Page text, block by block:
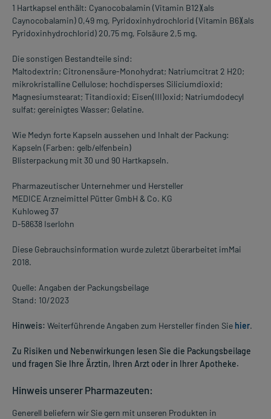
1 Hartkapsel enthält: Cyanocobalamin (Vitamin B12)(als
Caynocobalamin) 0,49 mg, Pyridoxinhydrochlorid (Vitamin B6)(als
Pyridoxinhydrochlorid) 20,75 mg, Folsäure 2,5 mg.
Die sonstigen Bestandteile sind:
Maltodextrin; Citronensäure-Monohydrat; Natriumcitrat 2 H20;
mikrokristalline Cellulose; hochdisperses Siliciumdioxid;
Magnesiumstearat; Titandioxid; Eisen(III)oxid; Natriumdodecyl
sulfat; gereinigtes Wasser; Gelatine.
Wie Medyn forte Kapseln aussehen und Inhalt der Packung:
Kapseln (Farben: gelb/elfenbein)
Blisterpackung mit 30 und 90 Hartkapseln.
Pharmazeutischer Unternehmer und Hersteller
MEDICE Arzneimittel Pütter GmbH & Co. KG
Kuhloweg 37
D-58638 Iserlohn
Diese Gebrauchsinformation wurde zuletzt überarbeitet imMai
2018.
Quelle: Angaben der Packungsbeilage
Stand: 10/2023
Hinweis: Weiterführende Angaben zum Hersteller finden Sie hier.
Zu Risiken und Nebenwirkungen lesen Sie die Packungsbeilage
und fragen Sie Ihre Ärztin, Ihren Arzt oder in Ihrer Apotheke.
Hinweis unserer Pharmazeuten:
Generell beliefern wir Sie gern mit unseren Produkten in